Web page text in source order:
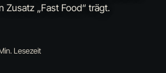
Zusatz „Fast Food“ trägt.
Lesezeit